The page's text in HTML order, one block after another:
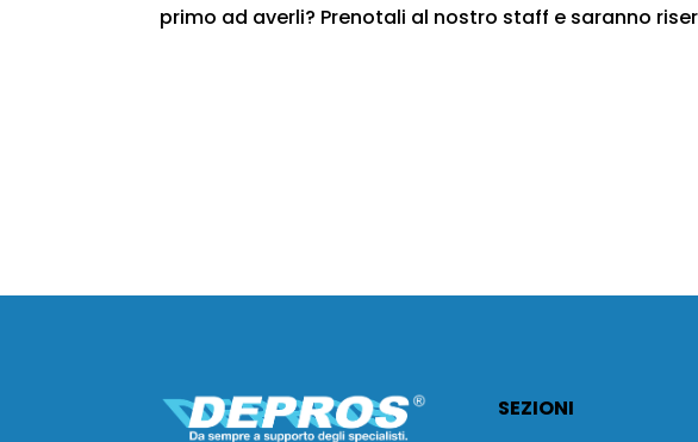
primo ad averli? Prenotali al nostro staff e saranno
SEZIONI